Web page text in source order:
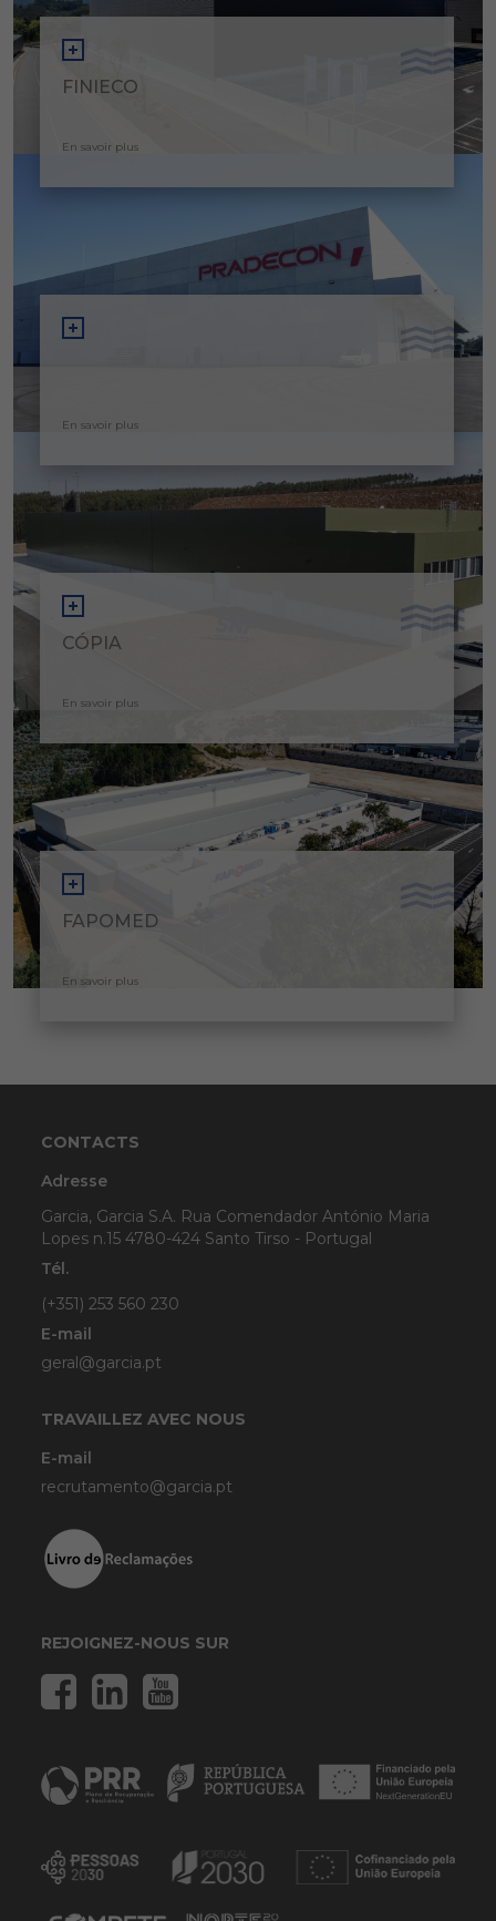
FINIECO
En savoir plus
En savoir plus
CÓPIA
En savoir plus
FAPOMED
En savoir plus
CONTACTS
Adresse
Garcia, Garcia S.A. Rua Comendador António Maria
Lopes n.15 4780-424 Santo Tirso - Portugal
Tél.
(+351) 253 560 230
E-mail
geral@garcia.pt
TRAVAILLEZ AVEC NOUS
E-mail
recrutamento@garcia.pt
REJOIGNEZ-NOUS SUR